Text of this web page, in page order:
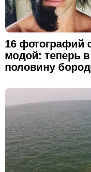
16 фотографий
модой: теперь
половину